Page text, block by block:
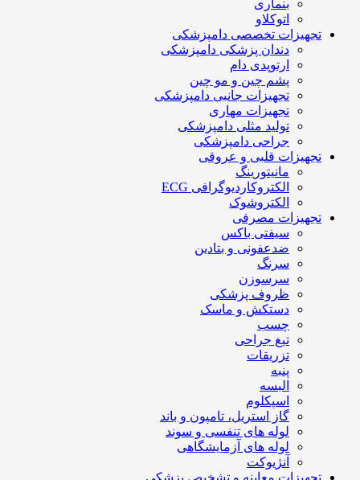
بنماری
اتوکلاو
تجهیزات تخصصی دامپزشکی
دندان پزشکی دامپزشکی
ارتوپدی دام
پشم چین و مو چین
تجهیزات جانبی دامپزشکی
تجهیزات مهاری
تولید مثلی دامپزشکی
جراحی دامپزشکی
تجهیزات قلبی و عروقی
مانیتورینگ
الکتروکاردیوگرافی ECG
الکتروشوک
تجهیزات مصرفی
سیفتی باکس
ضدعفونی و بتادین
سرنگ
سرسوزن
ظروف پزشکی
دستکش و ماسک
چسب
تیغ جراحی
تزریقات
پنبه
البسه
اسپکلوم
گاز استریل، تامپون و باند
لوله های تنفسی و سوند
لوله های آزمایشگاهی
آنژیوکت
تجهیزات معاینه و تشخیص پزشکی